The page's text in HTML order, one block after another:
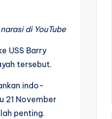
di YouTube
USS Barry
tersebut.
indo-
21 November
penting.